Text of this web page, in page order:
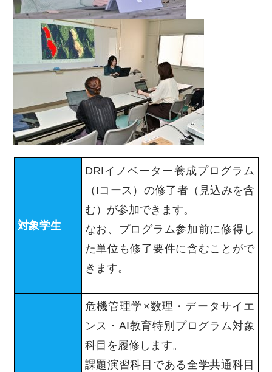
対象学生
DRIイノベーター養成プログラム
（Iコース）の修了者（見込みを含
む）が参加できます。
なお、プログラム参加前に修得し
た単位も修了要件に含むことがで
きます。
危機管理学×数理・データサイエ
ンス・AI教育特別プログラム対象
科目を履修します。
課題演習科目である全学共通科目